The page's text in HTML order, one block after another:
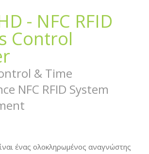
- NFC RFID
Control
& Time
NFC RFID System
ένας ολοκληρωμένος αναγνώστης